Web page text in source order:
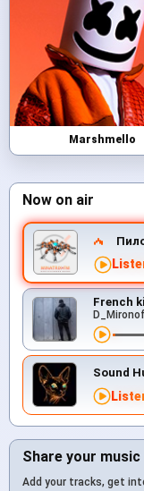
Marshmello
Now on air
French
D_Mironof
Sound
Share your music
Add your tracks, get